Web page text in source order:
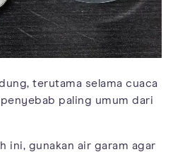
terutama selama cuaca
paling umum dari
ini, gunakan air garam agar